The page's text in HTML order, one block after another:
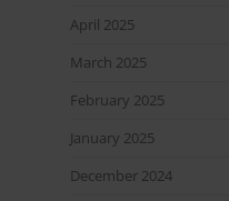
April 2025
March 2025
February 2025
January 2025
December 2024